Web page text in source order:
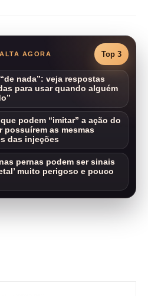
AGORA Top 3
nada”: veja respostas
para usar quando alguém
podem “imitar” a ação do
possuírem as mesmas
das injeções
pernas podem ser sinais
muito perigoso e pouco